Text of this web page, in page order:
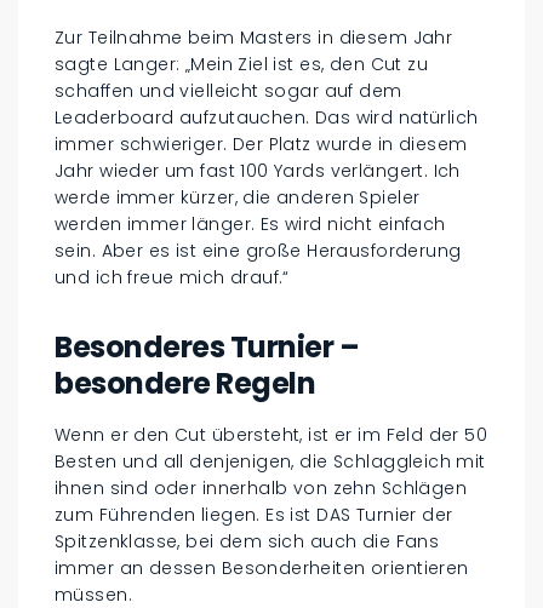
Zur Teilnahme beim Masters in diesem Jahr
sagte Langer: „Mein Ziel ist es, den Cut zu
schaffen und vielleicht sogar auf dem
Leaderboard aufzutauchen. Das wird natürlich
immer schwieriger. Der Platz wurde in diesem
Jahr wieder um fast 100 Yards verlängert. Ich
werde immer kürzer, die anderen Spieler
werden immer länger. Es wird nicht einfach
sein. Aber es ist eine große Herausforderung
und ich freue mich drauf.“
Besonderes Turnier –
besondere Regeln
Wenn er den Cut übersteht, ist er im Feld der 50
Besten und all denjenigen, die Schlaggleich mit
ihnen sind oder innerhalb von zehn Schlägen
zum Führenden liegen. Es ist DAS Turnier der
Spitzenklasse, bei dem sich auch die Fans
immer an dessen Besonderheiten orientieren
müssen.